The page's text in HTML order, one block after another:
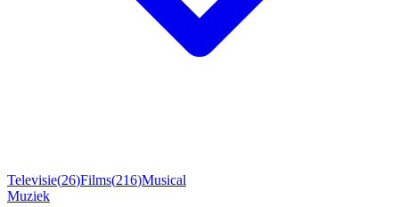
Televisie(26)Films(216)Musical
Muziek